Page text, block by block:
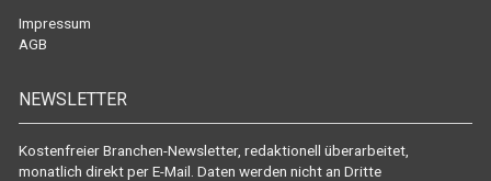
Impressum
AGB
NEWSLETTER
Kostenfreier Branchen-Newsletter, redaktionell überarbeitet,
monatlich direkt per E-Mail. Daten werden nicht an Dritte